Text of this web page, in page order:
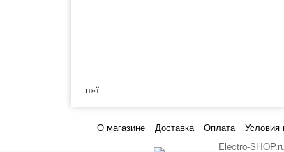
п»ї
О магазине Доставка Оплата Условия
Electro-